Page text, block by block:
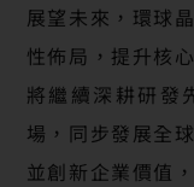
展望未來，環球
性佈局，提升核
將繼續深耕研發
場，同步發展全
並創新企業價值